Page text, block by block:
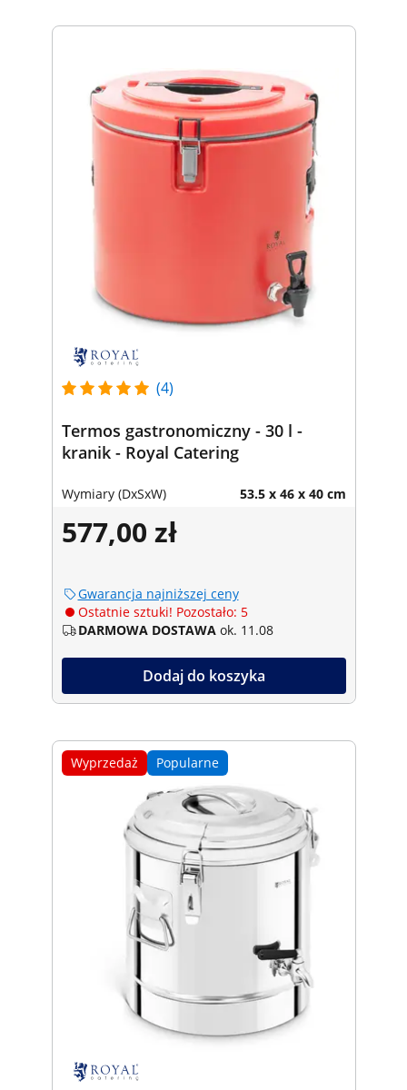
(4)
Termos gastronomiczny - 30 l -
kranik - Royal Catering
Wymiary (DxSxW) 53.5 x 46 x 40 cm
577,00 zł
Gwarancja najniższej ceny
Ostatnie sztuki! Pozostało: 5
DARMOWA DOSTAWA ok. 11.08
Dodaj do koszyka
Wyprzedaż Popularne